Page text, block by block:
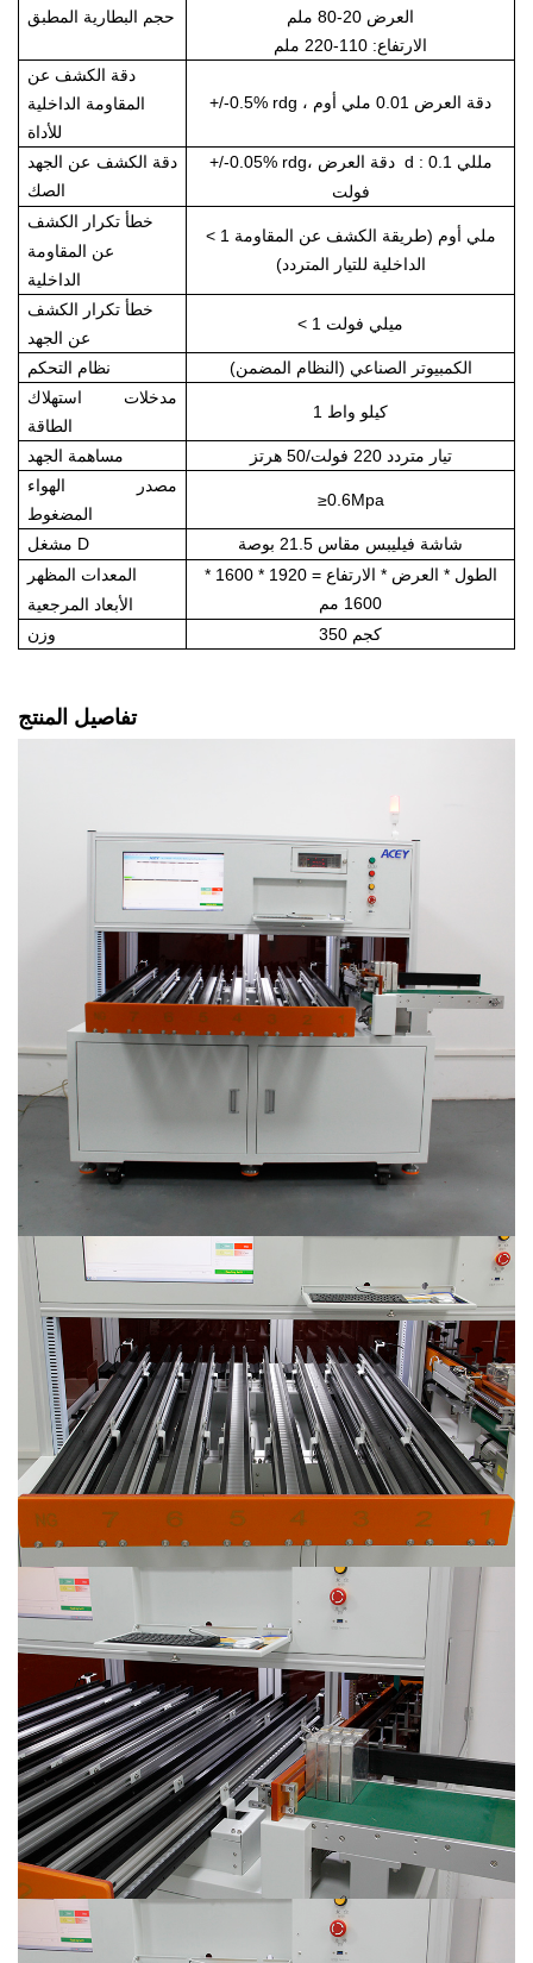
حجم البطارية المطبق
العرض 20-80 ملم
الارتفاع: 110-220 ملم
دقة الكشف عن
المقاومة الداخلية
للأداة
+/-0.5% rdg ، دقة العرض 0.01 ملي أوم
دقة الكشف عن الجهد
الصك
+/-0.05% rdg، دقة العرض d : 0.1 مللي
فولت
خطأ تكرار الكشف
عن المقاومة
الداخلية
< 1 ملي أوم (طريقة الكشف عن المقاومة
الداخلية للتيار المتردد)
خطأ تكرار الكشف
عن الجهد
< 1 ميلي فولت
نظام التحكم
الكمبيوتر الصناعي (النظام المضمن)
مدخلات استهلاك
الطاقة
1 كيلو واط
مساهمة الجهد
تيار متردد 220 فولت/50 هرتز
مصدر الهواء
المضغوط
≥0.6Mpa
مشغل D شاشة فيليبس مقاس 21.5
بوصة
المعدات المظهر
الأبعاد المرجعية
الطول * العرض * الارتفاع = 1920 * 1600 *
1600 مم
وزن
350 كجم
تفاصيل المنتج